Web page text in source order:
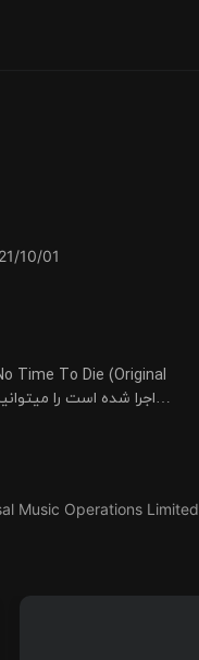
10/01
دو کیفیت 320 و FLAC دریافت کنید.
Music Operations Limited